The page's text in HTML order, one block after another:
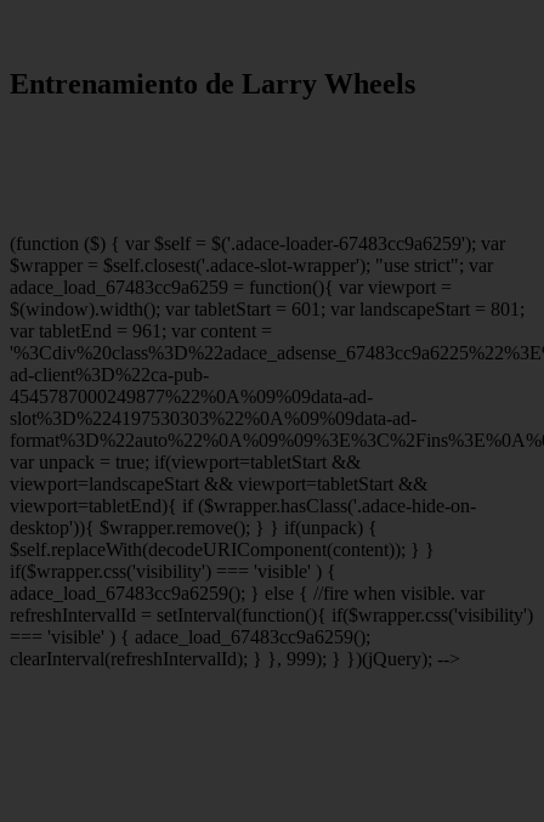
Entrenamiento de Larry Wheels
(function ($) { var $self = $('.adace-loader-67483cc9a6259'); var
$wrapper = $self.closest('.adace-slot-wrapper'); "use strict"; var
adace_load_67483cc9a6259 = function(){ var viewport =
$(window).width(); var tabletStart = 601; var landscapeStart = 801;
var tabletEnd = 961; var content =
ad-client%3D%22ca-pub-
4545787000249877%22%0A%09%09data-ad-
slot%3D%224197530303%22%0A%09%09data-ad-
var unpack = true; if(viewport=tabletStart &&
viewport=landscapeStart && viewport=tabletStart &&
viewport=tabletEnd){ if ($wrapper.hasClass('.adace-hide-on-
desktop')){ $wrapper.remove(); } } if(unpack) {
$self.replaceWith(decodeURIComponent(content)); } }
if($wrapper.css('visibility') === 'visible' ) {
adace_load_67483cc9a6259(); } else { //fire when visible. var
refreshIntervalId = setInterval(function(){ if($wrapper.css('visibility')
=== 'visible' ) { adace_load_67483cc9a6259();
clearInterval(refreshIntervalId); } }, 999); } })(jQuery); -->